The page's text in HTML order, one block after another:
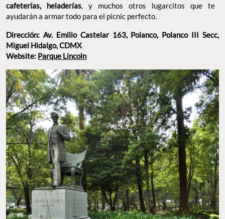
cafeterías, heladerías , y muchos otros lugarcitos que te
ayudarán a armar todo para el picnic perfecto.
Dirección: Av. Emilio Castelar 163, Polanco, Polanco III Secc,
Miguel Hidalgo, CDMX
Website: Parque Lincoln